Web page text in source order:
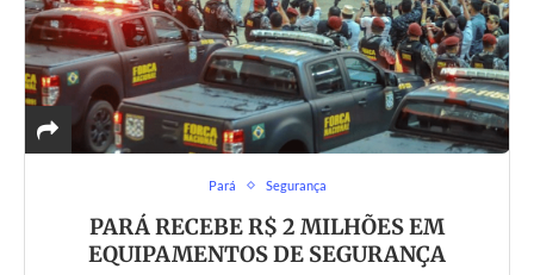
Pará Segurança
PARÁ RECEBE R$ 2 MILHÕES EM
EQUIPAMENTOS DE SEGURANÇA